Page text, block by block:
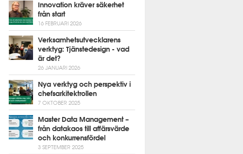
Innovation kräver säkerhet
från start
16 FEBRUARI 2026
Verksamhetsutvecklarens
verktyg: Tjänstedesign - vad
är det?
26 JANUARI 2026
Nya verktyg och perspektiv i
chefsarkitektrollen
7 OKTOBER 2025
Master Data Management –
från datakaos till affärsvärde
och konkurrensfördel
3 SEPTEMBER 2025